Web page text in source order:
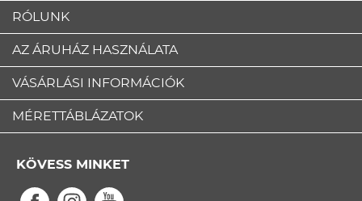
RÓLUNK
AZ ÁRUHÁZ HASZNÁLATA
VÁSÁRLÁSI INFORMÁCIÓK
MÉRETTÁBLÁZATOK
KÖVESS MINKET